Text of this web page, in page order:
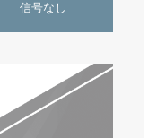
信号なし